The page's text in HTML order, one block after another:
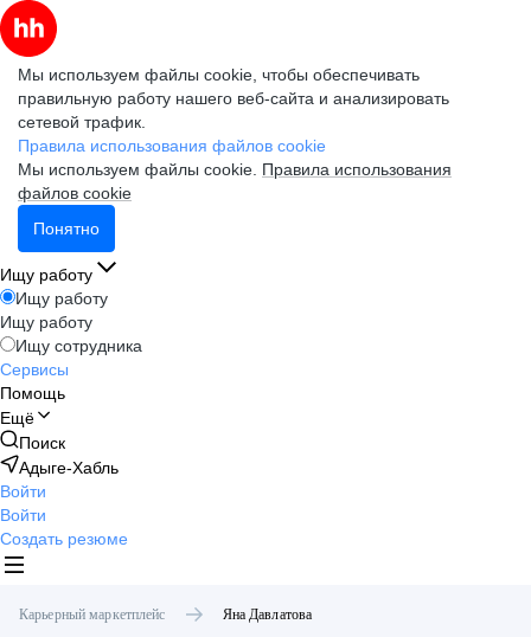
Мы используем файлы cookie, чтобы обеспечивать
правильную работу нашего веб-сайта и анализировать
сетевой трафик.
Правила использования файлов cookie
Мы используем файлы cookie. Правила использования
файлов cookie
Понятно
Ищу работу
Ищу работу
Ищу работу
Ищу сотрудника
Сервисы
Помощь
Ещё
Поиск
Адыге-Хабль
Войти
Войти
Создать резюме
Карьерный маркетплейс Яна Давлатова